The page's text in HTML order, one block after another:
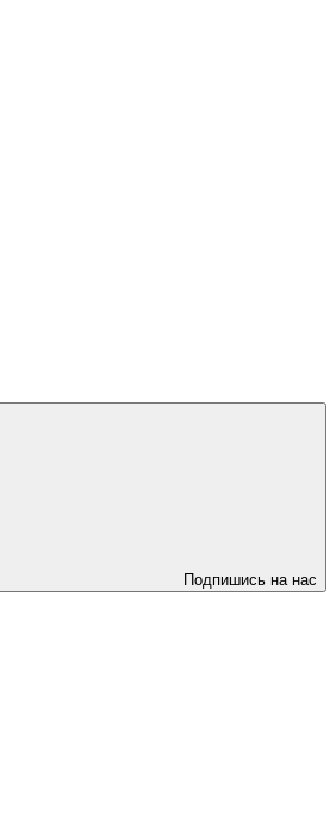
Подпишись на нас